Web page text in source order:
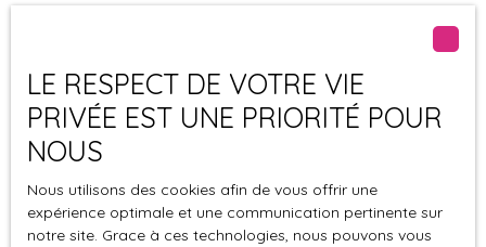
séparés. De plus, le bien bénéficie d'une cave et d'un
garage fermé dans la cour arrière. Chaudière individuelle
au gaz. Peu de charges.
LE RESPECT DE VOTRE VIE
PRIVÉE EST UNE PRIORITÉ POUR
NOUS
Nous utilisons des cookies afin de vous offrir une
expérience optimale et une communication pertinente sur
notre site. Grace à ces technologies, nous pouvons vous